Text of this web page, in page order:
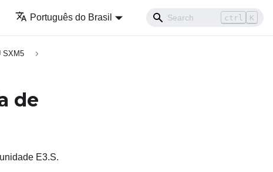
Português do Brasil ctrl K
SXM5
de
E3.S.